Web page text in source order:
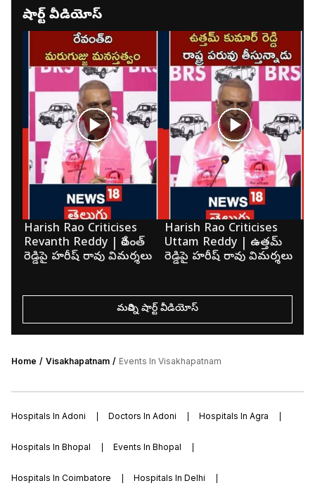
షార్ట్ వీడియోస్
Harish Rao Criticises
Revanth Reddy | రేవంత్
రెడ్డిపై హరీష్ రావు విమర్శలు
Harish Rao Criticises
Uttam Reddy | ఉత్తమ్
రెడ్డిపై హరీష్ రావు విమర్శలు
మరిన్ని షార్ట్ వీడియోస్
Home Visakhapatnam Events In Visakhapatnam
Hospitals In Adoni Doctors In Adoni Hospitals In Agra
Hospitals In Bhopal Events In Bhopal
Hospitals In Coimbatore Hospitals In Delhi